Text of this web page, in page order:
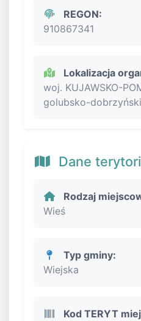
REGON:
910867341
Lokalizacja
woj. KUJAWSKO-
golubsko-
Dane
Rodzaj
Wieś
Typ gminy:
Wiejska
Kod TERYT